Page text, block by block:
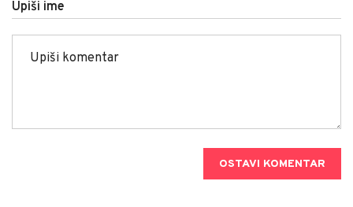
Upiši ime
OSTAVI KOMENTAR